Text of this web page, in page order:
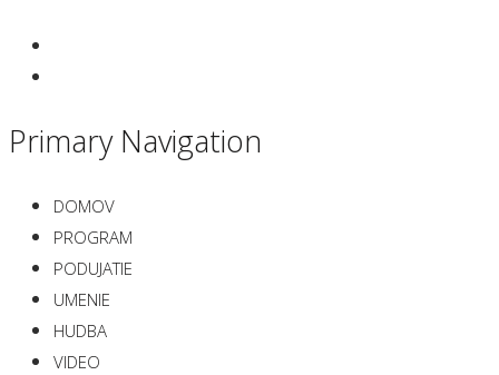
Primary Navigation
DOMOV
PROGRAM
PODUJATIE
UMENIE
HUDBA
VIDEO